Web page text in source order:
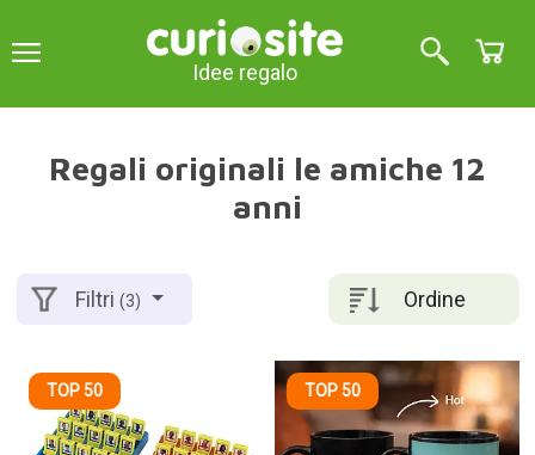
Idee regalo
Regali originali le amiche 12
anni
Ordine
Filtri(3)
TOP 50 TOP 50